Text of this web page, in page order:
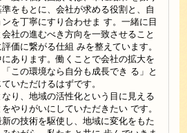
をもとに、会社が求める役割と、⾃
を丁寧にすり合わせま す。⼀緒に⽬
社の進むべき⽅向を⼀致させること
価に繋がる仕組 みを整えています。
あります。働くことで会社の拡⼤を
この環境なら⾃分も成⻑でき る」と
いただけるはずです。
り、地域の活性化という⽬に⾒える
やりがいにしていただきたい です。
の技術を駆使し、地域に変化をもた